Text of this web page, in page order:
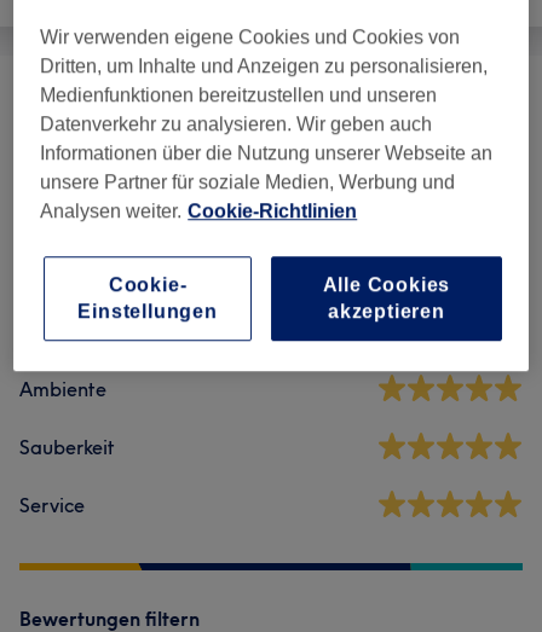
Waxing (6) ab 12 €
Salonbewertungen
4,9
Ambiente
Sauberkeit
Service
Bewertungen filtern
Wir verwenden eigene Cookies und Cookies von
Dritten, um Inhalte und Anzeigen zu personalisieren,
Medienfunktionen bereitzustellen und unseren
Datenverkehr zu analysieren. Wir geben auch
Informationen über die Nutzung unserer Webseite an
unsere Partner für soziale Medien, Werbung und
Analysen weiter. Cookie-Richtlinien
Cookie-
Einstellungen
Alle Cookies
akzeptieren